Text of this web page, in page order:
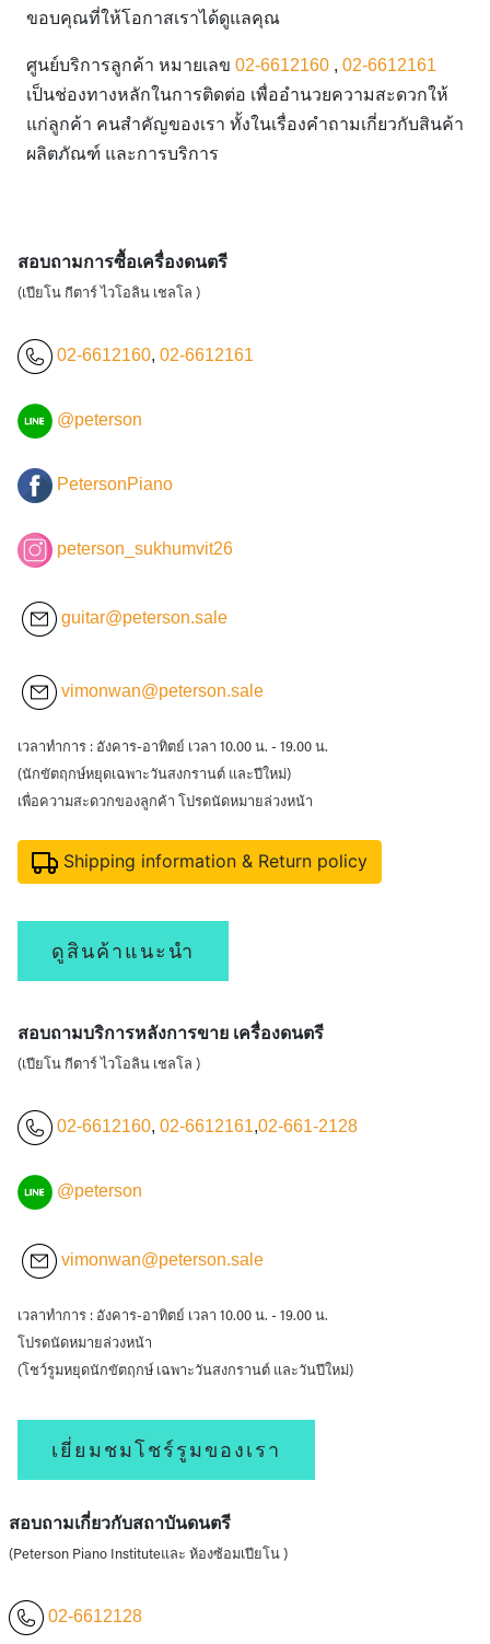
ขอบคุณที่ให้โอกาสเราได้ดูแลคุณ
ศูนย์บริการลูกค้า หมายเลข 02-6612160 , 02-6612161
เป็นช่องทางหลักในการติดต่อ เพื่ออำนวยความสะดวกให้
แก่ลูกค้า คนสำคัญของเรา ทั้งในเรื่องคำถามเกี่ยวกับสินค้า
ผลิตภัณฑ์ และการบริการ
สอบถามการซื้อเครื่องดนตรี
(เปียโน กีตาร์ ไวโอลิน เชลโล )
02-6612160, 02-6612161
@peterson
PetersonPiano
peterson_sukhumvit26
guitar@peterson.sale
vimonwan@peterson.sale
เวลาทำการ : อังคาร-อาทิตย์ เวลา 10.00 น. - 19.00 น.
(นักขัตฤกษ์หยุดเฉพาะวันสงกรานต์ และปีใหม่)
เพื่อความสะดวกของลูกค้า โปรดนัดหมายล่วงหน้า
Shipping information & Return policy
ดูสินค้าแนะนำ
สอบถามบริการหลังการขาย เครื่องดนตรี
(เปียโน กีตาร์ ไวโอลิน เชลโล )
02-6612160, 02-6612161,02-661-2128
@peterson
vimonwan@peterson.sale
เวลาทำการ : อังคาร-อาทิตย์ เวลา 10.00 น. - 19.00 น.
โปรดนัดหมายล่วงหน้า
(โชว์รูมหยุดนักขัตฤกษ์ เฉพาะวันสงกรานต์ และวันปีใหม่)
เยี่ยมชมโชร์รูมของเรา
สอบถามเกี่ยวกับสถาบันดนตรี
(Peterson Piano Instituteและ ห้องซ้อมเปียโน )
02-6612128